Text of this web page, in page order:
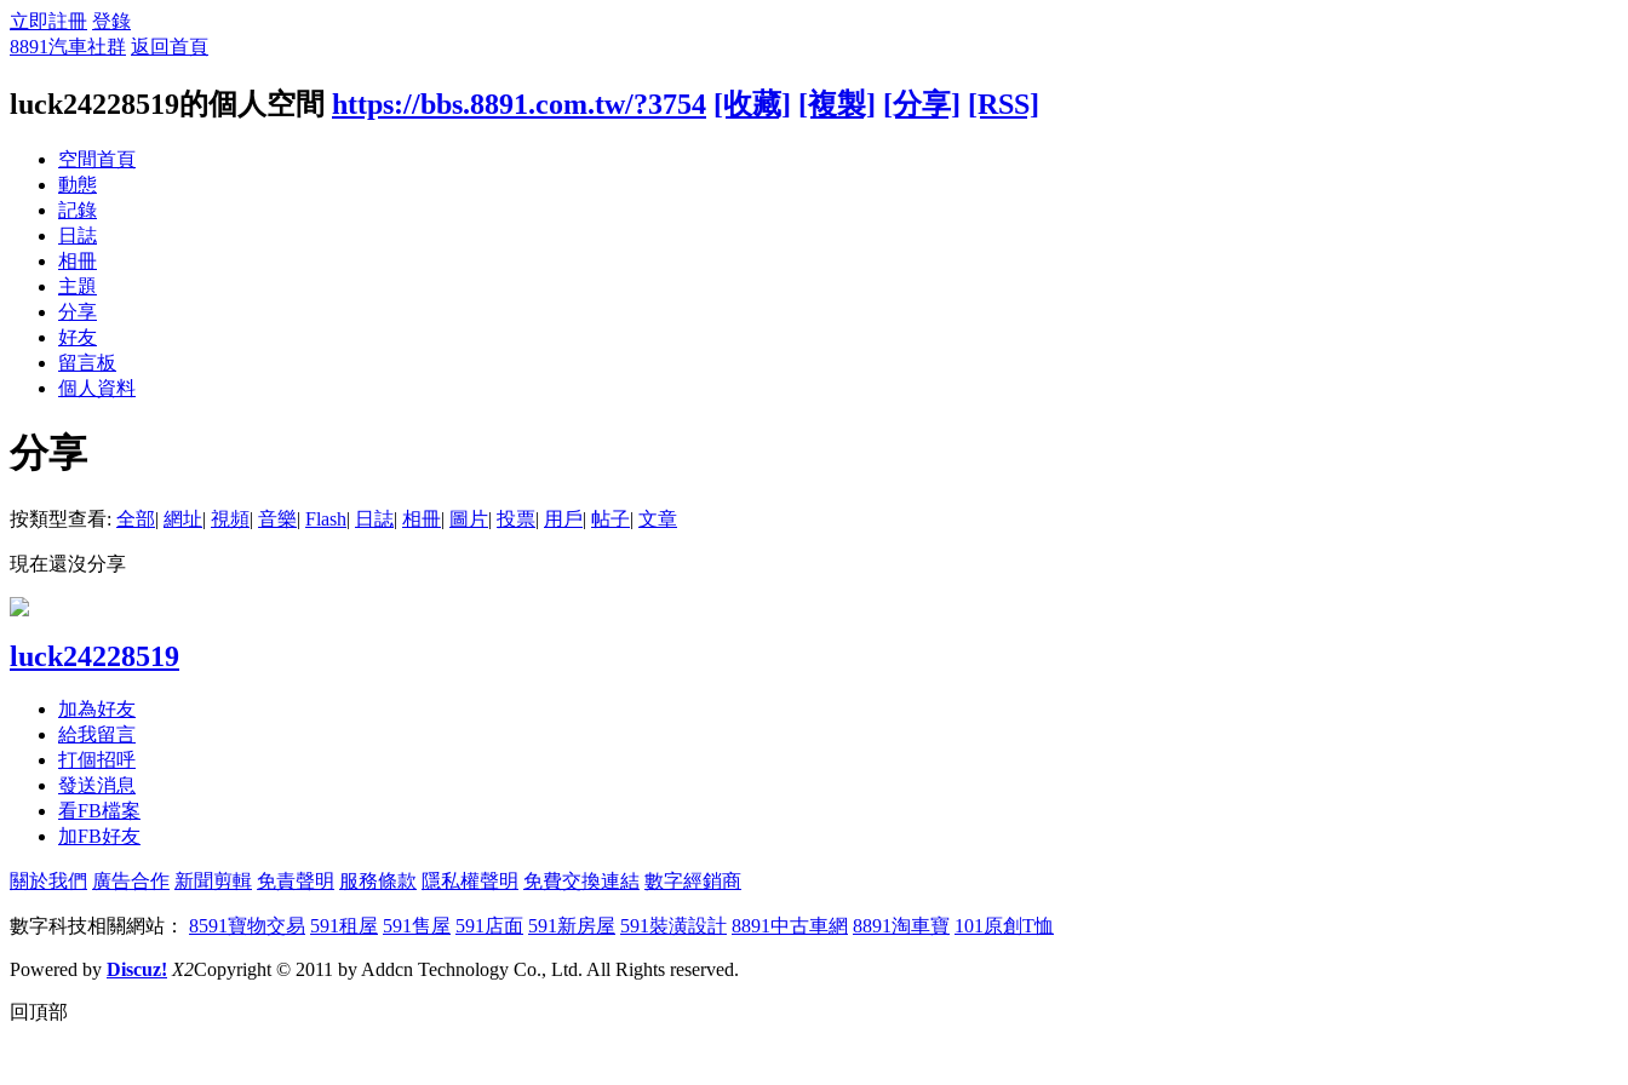
立即註冊 登錄
8891汽車社群 返回首頁
luck24228519的個人空間 https://bbs.8891.com.tw/?3754 [收藏] [複製] [分享] [RSS]
空間首頁
動態
記錄
日誌
相冊
主題
分享
好友
留言板
個人資料
分享
按類型查看: 全部| 網址| 視頻| 音樂| Flash| 日誌| 相冊| 圖片| 投票| 用戶| 帖子| 文章
現在還沒分享
luck24228519
加為好友
給我留言
打個招呼
發送消息
看FB檔案
加FB好友
關於我們 廣告合作 新聞剪輯 免責聲明 服務條款 隱私權聲明 免費交換連結 數字經銷商
數字科技相關網站： 8591寶物交易 591租屋 591售屋 591店面 591新房屋 591裝潢設計 8891中古車網 8891淘車寶 101原創T恤
Powered by Discuz! X2Copyright © 2011 by Addcn Technology Co., Ltd. All Rights reserved.
回頂部